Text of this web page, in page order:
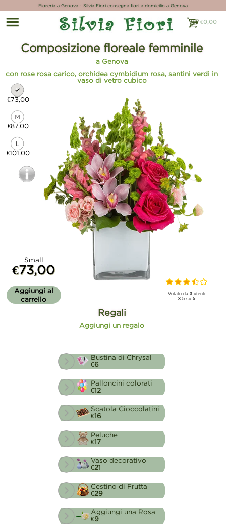
Fioreria a Genova - Silvia Fiori consegna fiori a domicilio a Genova
€0,00
€0,00
Composizione floreale femminile
a Genova
con rose rosa carico, orchidea cymbidium rosa, santini verdi in
vaso di vetro cubico
€73,00
€87,00
€101,00
Small
€73,00
Aggiungi al
carrello
Votato da:3 utenti
3.5 su5
Regali
Aggiungi un regalo
Bustina di Chrysal
€6
Palloncini colorati
€12
Scatola Cioccolatini
€16
Peluche
€17
Vaso decorativo
€21
Cestino di Frutta
€29
Aggiungi una Rosa
€9